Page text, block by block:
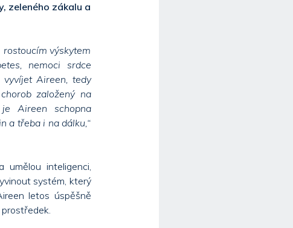
zeleného zákalu a
výskytem
nemoci srdce
vyvíjet Aireen, tedy
založený na
Aireen schopna
a třeba i na dálku,“
umělou inteligenci,
systém, který
letos úspěšně